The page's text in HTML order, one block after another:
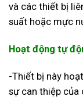
và các thiết bị
suất hoặc mực
Hoạt động tự
-Thiết bị này
sự can thiệp của